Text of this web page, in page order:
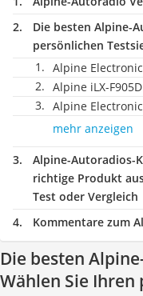
Die besten Alpine-
persönlichen
Alpine
Alpine iLX-F905D
Alpine
mehr anzeigen
Alpine-Autoradios-
richtige Produkt
Test oder Vergleich
Kommentare zum
Die besten
Wählen Sie